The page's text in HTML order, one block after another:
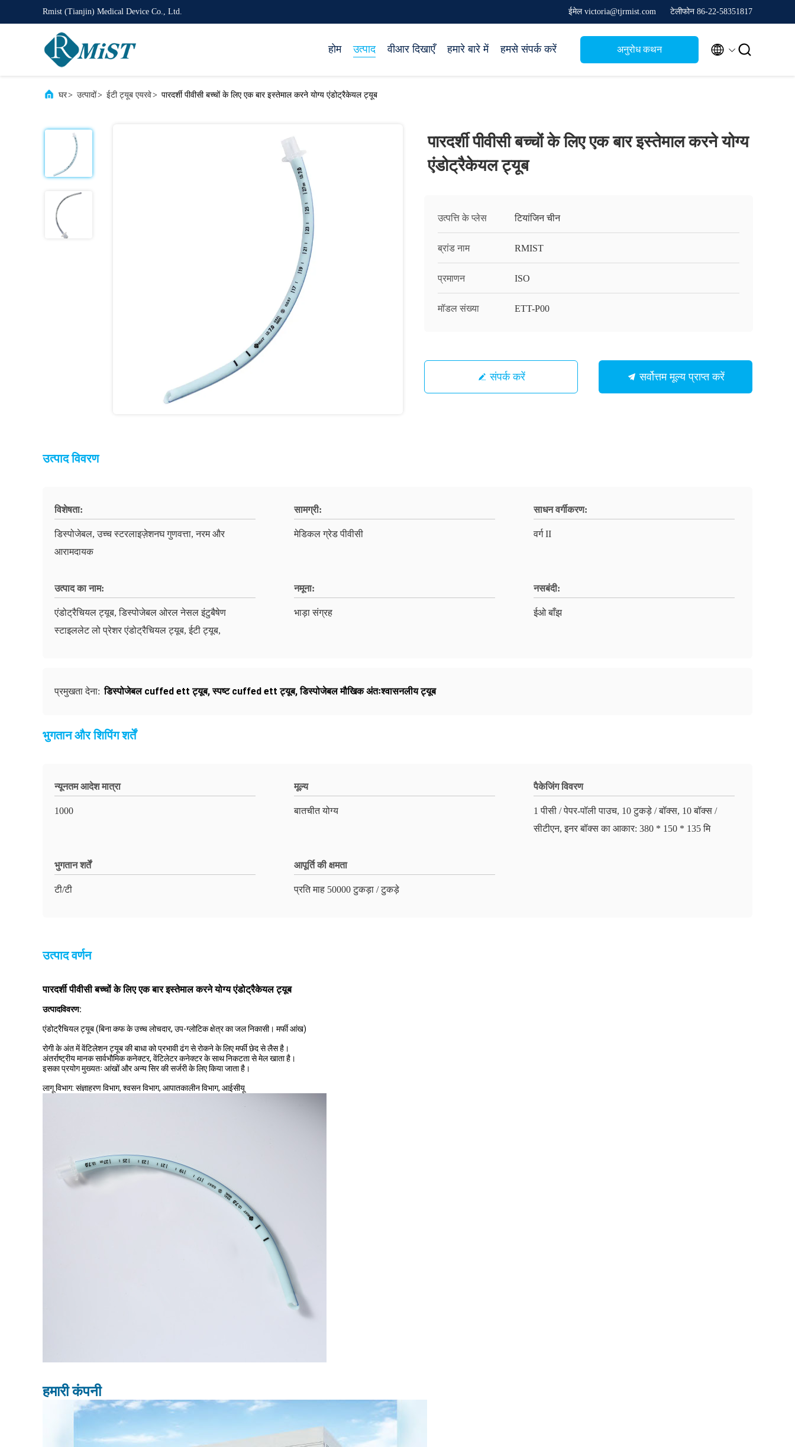
Rmist (Tianjin) Medical Device Co., Ltd. ईमेल victoria@tjrmist.com टेलीफोन 86-22-58351817
होम उत्पाद वीआर दिखाएँ हमारे बारे में हमसे संपर्क करें अनुरोध कथन  
घर> उत्पादों> ईटी ट्यूब एयरवे> पारदर्शी पीवीसी बच्चों के लिए एक बार इस्तेमाल करने योग्य एंडोट्रैकेयल ट्यूब
पारदर्शी पीवीसी बच्चों के लिए एक बार इस्तेमाल करने योग्य
एंडोट्रैकेयल ट्यूब
उत्पत्ति के प्लेस टियांजिन चीन
ब्रांड नाम RMIST
प्रमाणन ISO
मॉडल संख्या ETT-P00
संपर्क करें सर्वोत्तम मूल्य प्राप्त करें
उत्पाद विवरण
विशेषता:
डिस्पोजेबल, उच्च स्टरलाइज़ेशनघ गुणवत्ता, नरम और
आरामदायक
सामग्री:
मेडिकल ग्रेड पीवीसी
साधन वर्गीकरण:
वर्ग II
उत्पाद का नाम:
एंडोट्रैचियल ट्यूब, डिस्पोजेबल ओरल नेसल इंटुबैषेण
स्टाइललेट लो प्रेशर एंडोट्रैचियल ट्यूब, ईटी ट्यूब,
नमूना:
भाड़ा संग्रह
नसबंदी:
ईओ बाँझ
प्रमुखता देना: डिस्पोजेबल cuffed ett ट्यूब,स्पष्ट cuffed ett ट्यूब,डिस्पोजेबल मौखिक अंतःश्वासनलीय ट्यूब
भुगतान और शिपिंग शर्तें
न्यूनतम आदेश मात्रा
1000
मूल्य
बातचीत योग्य
पैकेजिंग विवरण
1 पीसी / पेपर-पॉली पाउच, 10 टुकड़े / बॉक्स, 10 बॉक्स /
सीटीएन, इनर बॉक्स का आकार: 380 * 150 * 135 मि
भुगतान शर्तें
टी/टी
आपूर्ति की क्षमता
प्रति माह 50000 टुकड़ा / टुकड़े
उत्पाद वर्णन
पारदर्शी पीवीसी बच्चों के लिए एक बार इस्तेमाल करने योग्य एंडोट्रैकेयल ट्यूब
उत्पादविवरण:
एंडोट्रैचियल ट्यूब (बिना कफ के उच्च लोचदार, उप-ग्लोटिक क्षेत्र का जल निकासी। मर्फी आंख)
रोगी के अंत में वेंटिलेशन ट्यूब की बाधा को प्रभावी ढंग से रोकने के लिए मर्फी छेद से लैस है।
अंतर्राष्ट्रीय मानक सार्वभौमिक कनेक्टर, वेंटिलेटर कनेक्टर के साथ निकटता से मेल खाता है।
इसका प्रयोग मुख्यतः आंखों और अन्य सिर की सर्जरी के लिए किया जाता है।
लागू विभाग: संज्ञाहरण विभाग, श्वसन विभाग, आपातकालीन विभाग, आईसीयू
हमारी कंपनी